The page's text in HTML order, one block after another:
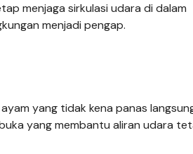
menjaga sirkulasi udara di dalam
menjadi pengap.
yang tidak kena panas
yang membantu aliran udara